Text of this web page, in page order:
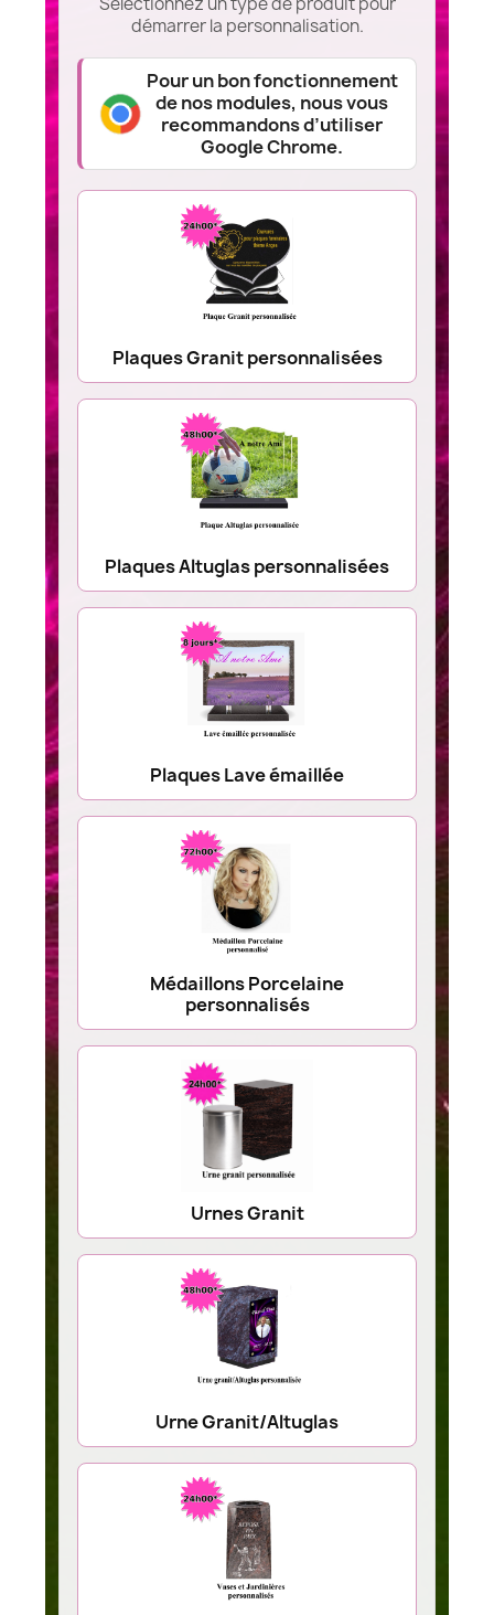
démarrer la personnalisation.
Pour un bon fonctionnement
de nos modules, nous vous
recommandons d’utiliser
Google Chrome.
Plaques Granit personnalisées
Plaques Altuglas personnalisées
Plaques Lave émaillée
Médaillons Porcelaine
personnalisés
Urnes Granit
Urne Granit/Altuglas